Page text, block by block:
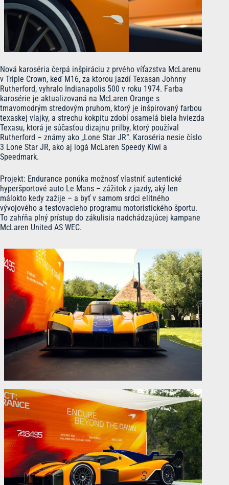
Nová karoséria čerpá inšpiráciu z prvého víťazstva McLarenu
v Triple Crown, keď M16, za ktorou jazdí Texasan Johnny
Rutherford, vyhralo Indianapolis 500 v roku 1974. Farba
karosérie je aktualizovaná na McLaren Orange s
tmavomodrým stredovým pruhom, ktorý je inšpirovaný farbou
texaskej vlajky, a strechu kokpitu zdobí osamelá biela hviezda
Texasu, ktorá je súčasťou dizajnu prilby, ktorý používal
Rutherford – známy ako „Lone Star JR“. Karoséria nesie číslo
3 Lone Star JR, ako aj logá McLaren Speedy Kiwi a
Speedmark.
Projekt: Endurance ponúka možnosť vlastniť autentické
hyperšportové auto Le Mans – zážitok z jazdy, aký len
málokto kedy zažije – a byť v samom srdci elitného
vývojového a testovacieho programu motoristického športu.
To zahŕňa plný prístup do zákulisia nadchádzajúcej kampane
McLaren United AS WEC.